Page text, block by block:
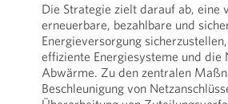
Die Strategie zielt darauf ab, eine
erneuerbare, bezahlbare und
Energieversorgung
effiziente Energiesysteme und die
Abwärme. Zu den zentralen
Beschleunigung von